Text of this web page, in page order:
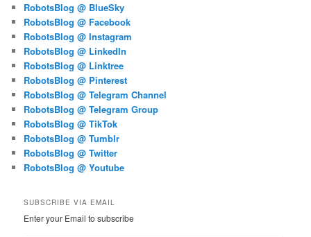
RobotsBlog @ BlueSky
RobotsBlog @ Facebook
RobotsBlog @ Instagram
RobotsBlog @ LinkedIn
RobotsBlog @ Linktree
RobotsBlog @ Pinterest
RobotsBlog @ Telegram Channel
RobotsBlog @ Telegram Group
RobotsBlog @ TikTok
RobotsBlog @ Tumblr
RobotsBlog @ Twitter
RobotsBlog @ Youtube
SUBSCRIBE VIA EMAIL
Enter your Email to subscribe